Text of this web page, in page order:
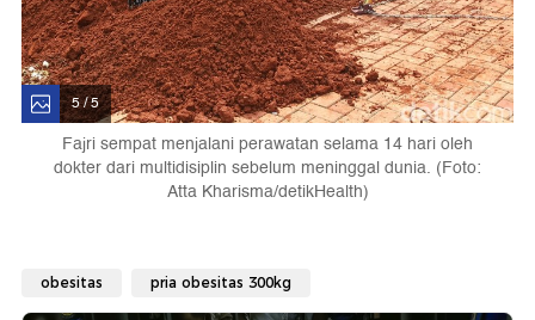
5 / 5
Fajri sempat menjalani perawatan selama 14 hari oleh
dokter dari multidisiplin sebelum meninggal dunia. (Foto:
Atta Kharisma/detikHealth)
obesitas pria obesitas 300kg